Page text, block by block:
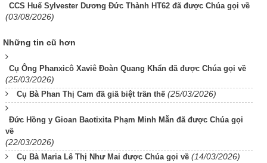
CCS Huế Sylvester Dương Đức Thành HT62 đã được Chúa gọi về
(03/08/2026)
Những tin cũ hơn
Cụ Ông Phanxicô Xaviê Đoàn Quang Khẩn đã được Chúa gọi về
(25/03/2026)
Cụ Bà Phan Thị Cam đã giã biệt trần thế (25/03/2026)
Đức Hồng y Gioan Baotixita Phạm Minh Mẫn đã được Chúa gọi
về
(22/03/2026)
Cụ Bà Maria Lê Thị Như Mai được Chúa gọi về (14/03/2026)